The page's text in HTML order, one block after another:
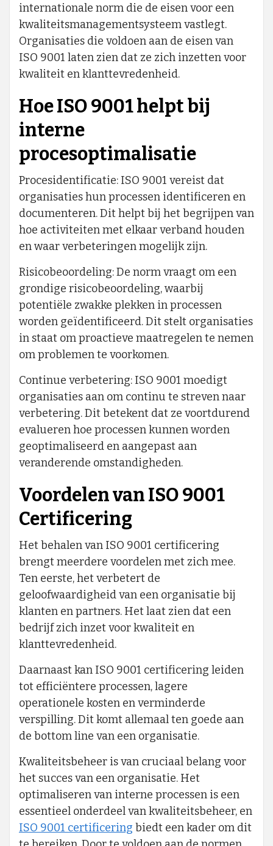
internationale norm die de eisen voor een
kwaliteitsmanagementsysteem vastlegt.
Organisaties die voldoen aan de eisen van
ISO 9001 laten zien dat ze zich inzetten voor
kwaliteit en klanttevredenheid.
Hoe ISO 9001 helpt bij
interne
procesoptimalisatie
Procesidentificatie: ISO 9001 vereist dat
organisaties hun processen identificeren en
documenteren. Dit helpt bij het begrijpen van
hoe activiteiten met elkaar verband houden
en waar verbeteringen mogelijk zijn.
Risicobeoordeling: De norm vraagt om een
grondige risicobeoordeling, waarbij
potentiële zwakke plekken in processen
worden geïdentificeerd. Dit stelt organisaties
in staat om proactieve maatregelen te nemen
om problemen te voorkomen.
Continue verbetering: ISO 9001 moedigt
organisaties aan om continu te streven naar
verbetering. Dit betekent dat ze voortdurend
evalueren hoe processen kunnen worden
geoptimaliseerd en aangepast aan
veranderende omstandigheden.
Voordelen van ISO 9001
Certificering
Het behalen van ISO 9001 certificering
brengt meerdere voordelen met zich mee.
Ten eerste, het verbetert de
geloofwaardigheid van een organisatie bij
klanten en partners. Het laat zien dat een
bedrijf zich inzet voor kwaliteit en
klanttevredenheid.
Daarnaast kan ISO 9001 certificering leiden
tot efficiëntere processen, lagere
operationele kosten en verminderde
verspilling. Dit komt allemaal ten goede aan
de bottom line van een organisatie.
Kwaliteitsbeheer is van cruciaal belang voor
het succes van een organisatie. Het
optimaliseren van interne processen is een
essentieel onderdeel van kwaliteitsbeheer, en
ISO 9001 certificering biedt een kader om dit